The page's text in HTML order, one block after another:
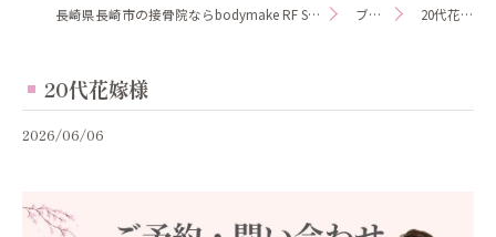
長崎県長崎市の接骨院ならbodymake RF SAKURA接骨院 ブログ 20代花嫁様
20代花嫁様
2026/06/06